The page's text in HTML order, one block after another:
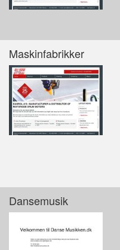
Maskinfabrikker
Dansemusik